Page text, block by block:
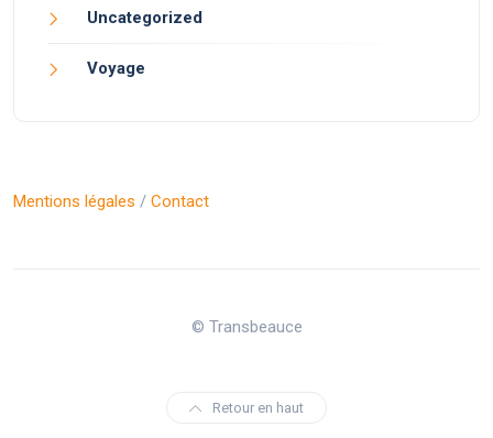
Uncategorized
Voyage
Mentions légales / Contact
© Transbeauce
Retour en haut